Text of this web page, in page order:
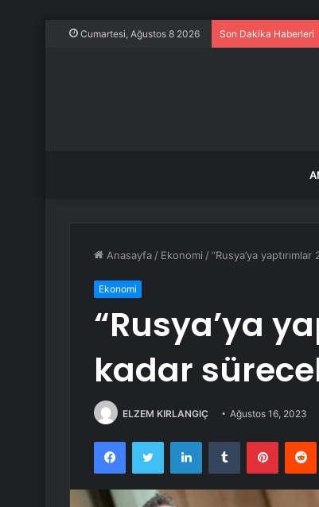
Cumartesi, Ağustos 8 2026 Son Dakika Haberleri
Anasayfa / Ekonomi /“Rusya’ya
Ekonomi
“Rusya’ya
kadar
ELZEM KIRLANGIÇ Ağustos 16, 2023
FacebookTwitter LinkedInTumblr Pinterest